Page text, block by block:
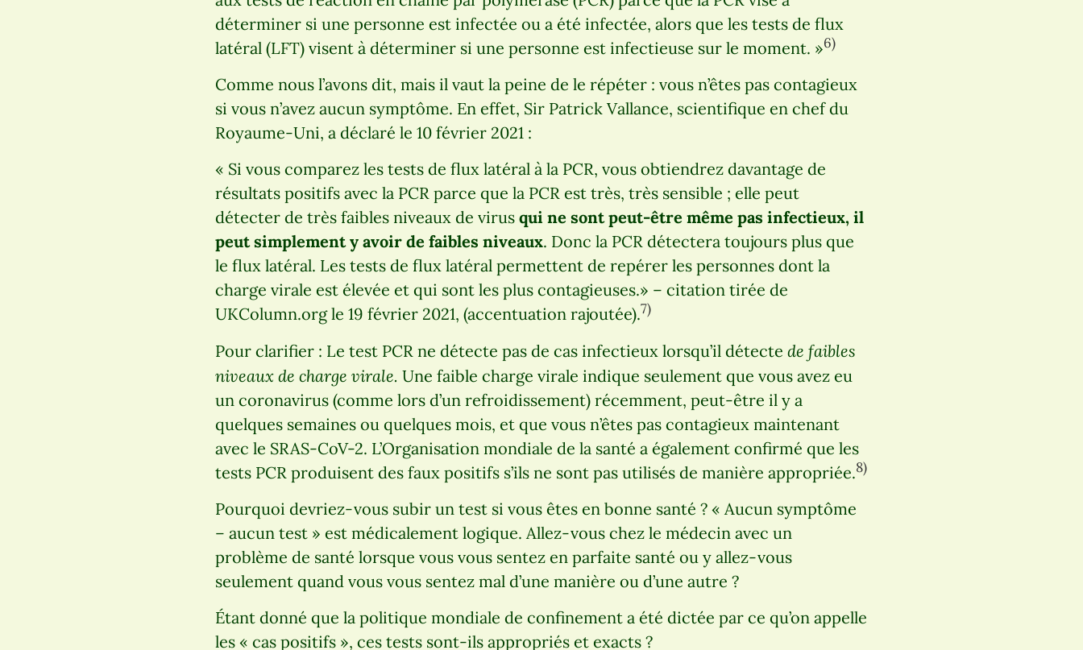
déterminer si une personne est infectée ou a été infectée, alors que les tests de flux
latéral (LFT) visent à déterminer si une personne est infectieuse sur le moment. »6)
Comme nous l’avons dit, mais il vaut la peine de le répéter : vous n’êtes pas contagieux
si vous n’avez aucun symptôme. En effet, Sir Patrick Vallance, scientifique en chef du
Royaume-Uni, a déclaré le 10 février 2021 :
« Si vous comparez les tests de flux latéral à la PCR, vous obtiendrez davantage de
résultats positifs avec la PCR parce que la PCR est très, très sensible ; elle peut
détecter de très faibles niveaux de virus qui ne sont peut-être même pas infectieux, il
peut simplement y avoir de faibles niveaux. Donc la PCR détectera toujours plus que
le flux latéral. Les tests de flux latéral permettent de repérer les personnes dont la
charge virale est élevée et qui sont les plus contagieuses.» – citation tirée de
UKColumn.org le 19 février 2021, (accentuation rajoutée).7)
Pour clarifier : Le test PCR ne détecte pas de cas infectieux lorsqu’il détecte de faibles
niveaux de charge virale. Une faible charge virale indique seulement que vous avez eu
un coronavirus (comme lors d’un refroidissement) récemment, peut-être il y a
quelques semaines ou quelques mois, et que vous n’êtes pas contagieux maintenant
avec le SRAS-CoV-2. L’Organisation mondiale de la santé a également confirmé que les
tests PCR produisent des faux positifs s’ils ne sont pas utilisés de manière appropriée.8)
Pourquoi devriez-vous subir un test si vous êtes en bonne santé ? « Aucun symptôme
– aucun test » est médicalement logique. Allez-vous chez le médecin avec un
problème de santé lorsque vous vous sentez en parfaite santé ou y allez-vous
seulement quand vous vous sentez mal d’une manière ou d’une autre ?
Étant donné que la politique mondiale de confinement a été dictée par ce qu’on appelle
les « cas positifs », ces tests sont-ils appropriés et exacts ?